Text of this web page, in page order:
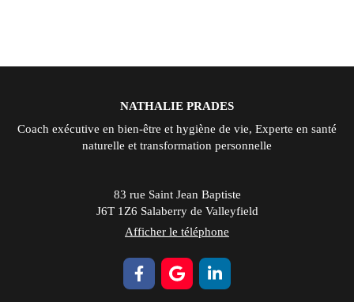
NATHALIE PRADES
Coach exécutive en bien-être et hygiène de vie, Experte en santé
naturelle et transformation personnelle
83 rue Saint Jean Baptiste
J6T 1Z6 Salaberry de Valleyfield
Afficher le téléphone